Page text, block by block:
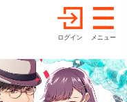
ログイン メニュー